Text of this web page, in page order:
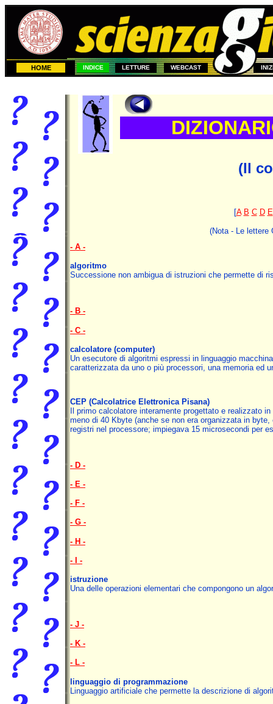
HOME INDICE LETTURE WEBCAST
(Il
[A B C D E
(Nota - Le lettere
- A -
algoritmo
Successione non ambigua di istruzioni che permette di
- B -
- C -
calcolatore (computer)
Un esecutore di algoritmi espressi in linguaggio
caratterizzata da uno o più processori, una memoria ed
CEP (Calcolatrice Elettronica Pisana)
Il primo calcolatore interamente progettato e realizzato
meno di 40 Kbyte (anche se non era organizzata in
registri nel processore; impiegava 15 microsecondi per
- D -
- E -
- F -
- G -
- H -
- I -
istruzione
Una delle operazioni elementari che compongono un
- J -
- K -
- L -
linguaggio di programmazione
Linguaggio artificiale che permette la descrizione di